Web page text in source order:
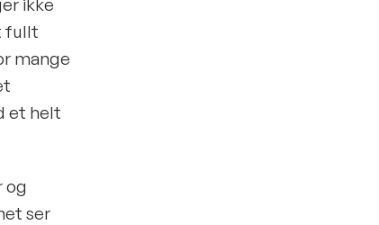
ikke
fullt
mange
et helt
og
ser